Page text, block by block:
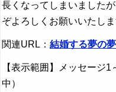
長くなってしまいました
ぞよろしくお願いいたしま
関連URL： 結婚する夢の
【表示範囲】メッセージ
中）